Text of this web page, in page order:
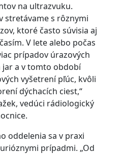
na ultrazvuku.
stretávame s rôznymi
ktoré často súvisia aj
V lete alebo počas
prípadov úrazových
jar a v tomto období
vyšetrení pľúc, kvôli
dýchacích ciest,“
vedúci rádiologický
oddelenia sa v praxi
prípadmi. „Od